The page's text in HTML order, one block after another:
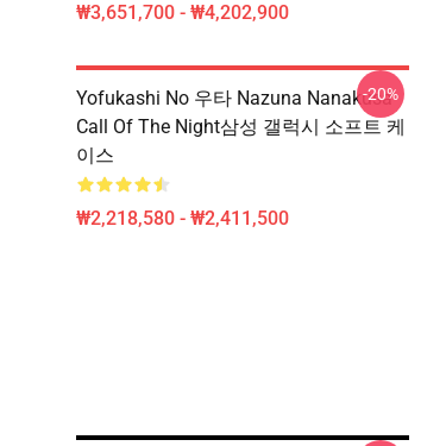
₩3,651,700 - ₩4,202,900
Yofukashi No 우타 Nazuna Nanakusa
Call Of The Night삼성 갤럭시 소프트 케
이스
₩2,218,580 - ₩2,411,500
-20%